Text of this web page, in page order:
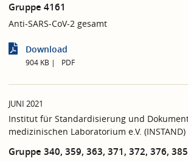
Gruppe 4161
Anti-SARS-CoV-2 gesamt
Download
904 KB PDF
JUNI 2021
Institut für Standardisierung und
medizinischen Laboratorium e.V. (INSTAND)
Gruppe 340, 359, 363, 371, 372, 376,